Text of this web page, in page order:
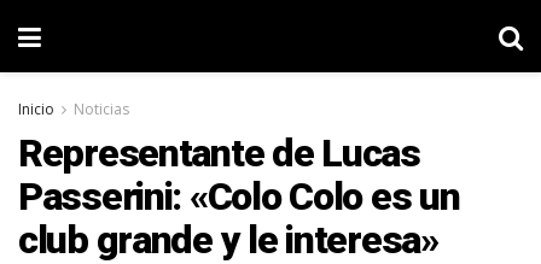
Inicio Noticias
Representante de Lucas
Passerini: «Colo Colo es un
club grande y le interesa»